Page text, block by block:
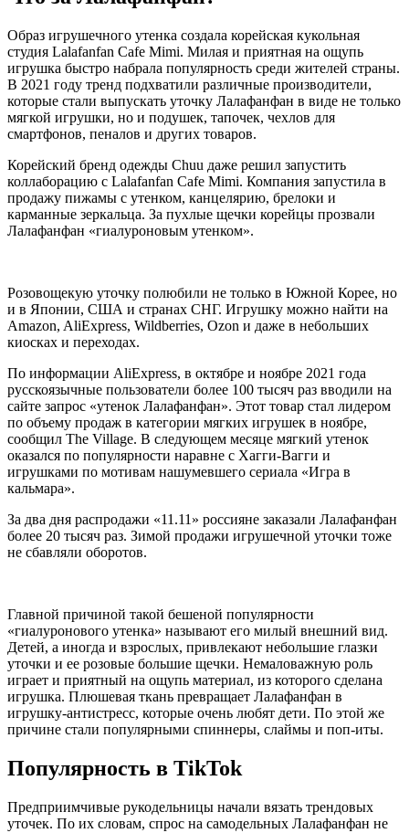
Образ игрушечного утенка создала корейская кукольная
студия Lalafanfan Cafe Mimi. Милая и приятная на ощупь
игрушка быстро набрала популярность среди жителей страны.
В 2021 году тренд подхватили различные производители,
которые стали выпускать уточку Лалафанфан в виде не только
мягкой игрушки, но и подушек, тапочек, чехлов для
смартфонов, пеналов и других товаров.
Корейский бренд одежды Chuu даже решил запустить
коллаборацию с Lalafanfan Cafe Mimi. Компания запустила в
продажу пижамы с утенком, канцелярию, брелоки и
карманные зеркальца. За пухлые щечки корейцы прозвали
Лалафанфан «гиалуроновым утенком».
Розовощекую уточку полюбили не только в Южной Корее, но
и в Японии, США и странах СНГ. Игрушку можно найти на
Amazon, AliExpress, Wildberries, Ozon и даже в небольших
киосках и переходах.
По информации AliExpress, в октябре и ноябре 2021 года
русскоязычные пользователи более 100 тысяч раз вводили на
сайте запрос «утенок Лалафанфан». Этот товар стал лидером
по объему продаж в категории мягких игрушек в ноябре,
сообщил The Village. В следующем месяце мягкий утенок
оказался по популярности наравне с Хагги-Вагги и
игрушками по мотивам нашумевшего сериала «Игра в
кальмара».
За два дня распродажи «11.11» россияне заказали Лалафанфан
более 20 тысяч раз. Зимой продажи игрушечной уточки тоже
не сбавляли оборотов.
Главной причиной такой бешеной популярности
«гиалуронового утенка» называют его милый внешний вид.
Детей, а иногда и взрослых, привлекают небольшие глазки
уточки и ее розовые большие щечки. Немаловажную роль
играет и приятный на ощупь материал, из которого сделана
игрушка. Плюшевая ткань превращает Лалафанфан в
игрушку-антистресс, которые очень любят дети. По этой же
причине стали популярными спиннеры, слаймы и поп-иты.
Популярность в TikTok
Предприимчивые рукодельницы начали вязать трендовых
уточек. По их словам, спрос на самодельных Лалафанфан не